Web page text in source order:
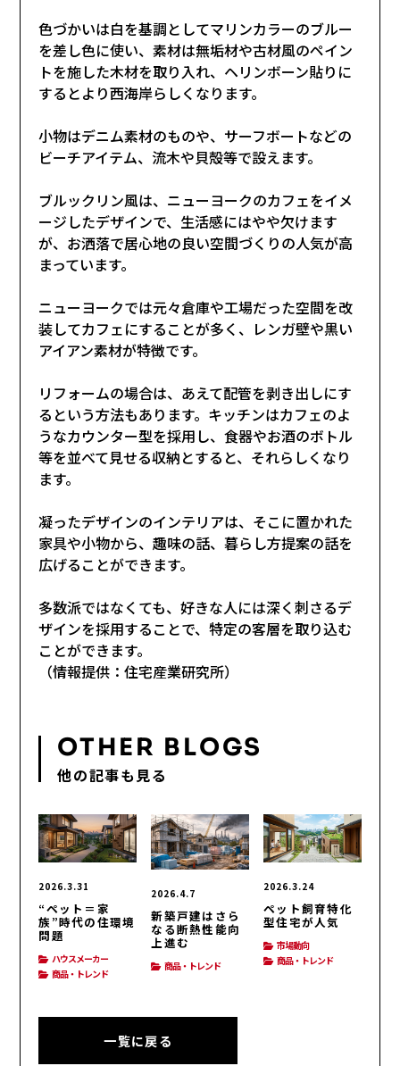
色づかいは白を基調としてマリンカラーのブルー
を差し色に使い、素材は無垢材や古材風のペイン
トを施した木材を取り入れ、ヘリンボーン貼りに
するとより西海岸らしくなります。
小物はデニム素材のものや、サーフボートなどの
ビーチアイテム、流木や貝殻等で設えます。
ブルックリン風は、ニューヨークのカフェをイメ
ージしたデザインで、生活感にはやや欠けます
が、お洒落で居心地の良い空間づくりの人気が高
まっています。
ニューヨークでは元々倉庫や工場だった空間を改
装してカフェにすることが多く、レンガ壁や黒い
アイアン素材が特徴です。
リフォームの場合は、あえて配管を剥き出しにす
るという方法もあります。キッチンはカフェのよ
うなカウンター型を採用し、食器やお酒のボトル
等を並べて見せる収納とすると、それらしくなり
ます。
凝ったデザインのインテリアは、そこに置かれた
家具や小物から、趣味の話、暮らし方提案の話を
広げることができます。
多数派ではなくても、好きな人には深く刺さるデ
ザインを採用することで、特定の客層を取り込む
ことができます。
（情報提供：住宅産業研究所）
OTHER BLOGS
他の記事も見る
2026.3.31
“ペット＝家
族”時代の住環境
問題
ハウスメーカー
商品・トレンド
2026.4.7
新築戸建はさら
なる断熱性能向
上進む
商品・トレンド
2026.3.24
ペット飼育特化
型住宅が人気
市場動向
商品・トレンド
一覧に戻る